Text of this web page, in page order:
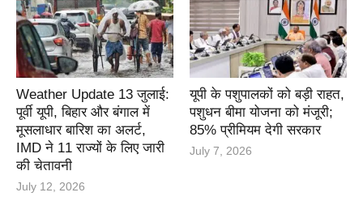
Weather Update 13 जुलाई:
पूर्वी यूपी, बिहार और बंगाल में
मूसलाधार बारिश का अलर्ट,
IMD ने 11 राज्यों के लिए जारी
की चेतावनी
July 12, 2026
यूपी के पशुपालकों को बड़ी राहत,
पशुधन बीमा योजना को मंजूरी;
85% प्रीमियम देगी सरकार
July 7, 2026